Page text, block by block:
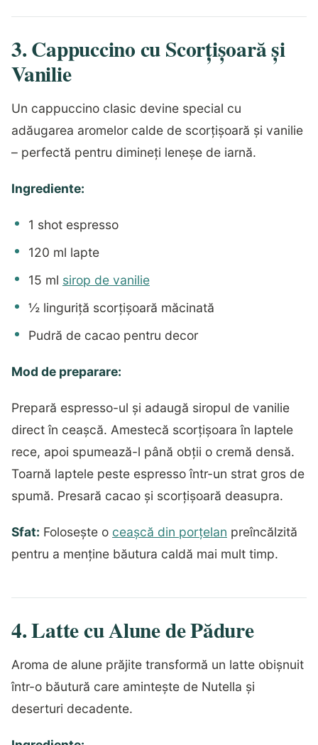
3. Cappuccino cu Scorțișoară și
Vanilie
Un cappuccino clasic devine special cu
adăugarea aromelor calde de scorțișoară și vanilie
– perfectă pentru dimineți leneșe de iarnă.
Ingrediente:
1 shot espresso
120 ml lapte
15 ml sirop de vanilie
½ linguriță scorțișoară măcinată
Pudră de cacao pentru decor
Mod de preparare:
Prepară espresso-ul și adaugă siropul de vanilie
direct în ceașcă. Amestecă scorțișoara în laptele
rece, apoi spumează-l până obții o cremă densă.
Toarnă laptele peste espresso într-un strat gros de
spumă. Presară cacao și scorțișoară deasupra.
Sfat: Folosește o ceașcă din porțelan preîncălzită
pentru a menține băutura caldă mai mult timp.
4. Latte cu Alune de Pădure
Aroma de alune prăjite transformă un latte obișnuit
într-o băutură care amintește de Nutella și
deserturi decadente.